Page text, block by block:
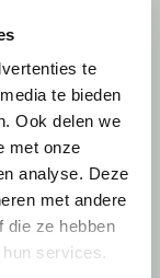
te
te bieden
Ook delen we
met onze
analyse. Deze
met andere
die ze hebben
services.